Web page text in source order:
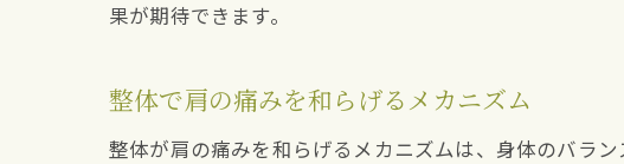
果が期待できます。
整体で肩の痛みを和らげるメカニズム
整体が肩の痛みを和らげるメカニズムは、身体のバラ